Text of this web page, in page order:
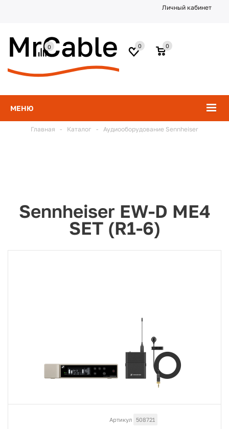
Личный кабинет
МЕНЮ
0
0
0
Главная - Каталог - Аудиооборудование Sennheiser
Sennheiser EW-D ME4
SET (R1-6)
Артикул 508721